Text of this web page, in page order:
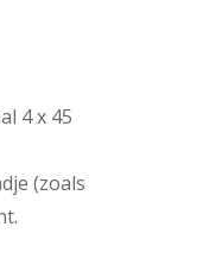
4 x 45
(zoals